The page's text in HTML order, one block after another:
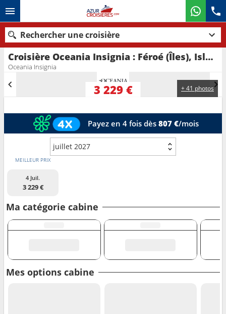
Croisière Oceania Insignia : Féroé (Îles), Islande au départ de Reykjavik
Oceania Insignia
+ 41 photos
3 229 €
Payez en 4 fois dès 807 €/mois
juillet 2027
MEILLEUR PRIX
4 Juil.
3 229 €
Ma catégorie cabine
Mes options cabine
Rechercher une croisière
Nos destinations
Rechercher